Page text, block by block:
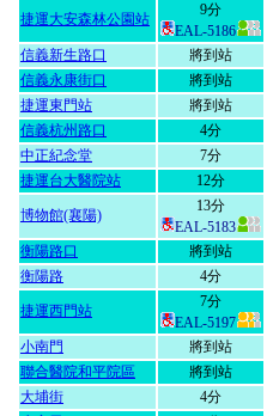
捷運大安森林公園站
9分
EAL-5186
信義新生路口
將到站
信義永康街口
將到站
捷運東門站
將到站
信義杭州路口
4分
中正紀念堂
7分
捷運台大醫院站
12分
博物館(襄陽)
13分
EAL-5183
衡陽路口
將到站
衡陽路
4分
捷運西門站
7分
EAL-5197
小南門
將到站
聯合醫院和平院區
將到站
大埔街
4分